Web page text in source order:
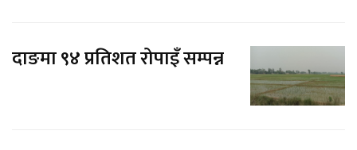
दाङमा ९४ प्रतिशत रोपाइँ सम्पन्न